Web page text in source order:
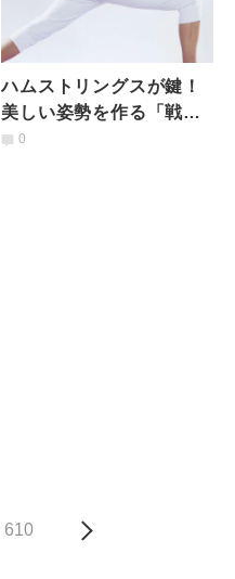
ハムストリングスが鍵！
美しい姿勢を作る「戦士
のポーズⅡ」のポイント
0
610